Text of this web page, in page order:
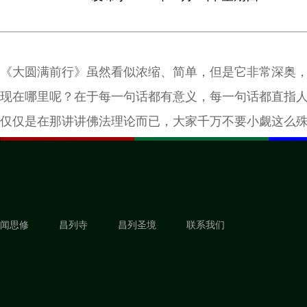
《大圆满前行》虽然看似浓缩、简单，但是它非常深奥
现在哪里呢？在于每一句话都有意义，每一句话都直指
仅仅是在那讲讲佛法理论而已，大家千万不要小觑这么
闻思修 昌列寺 昌列圣境 联系我们